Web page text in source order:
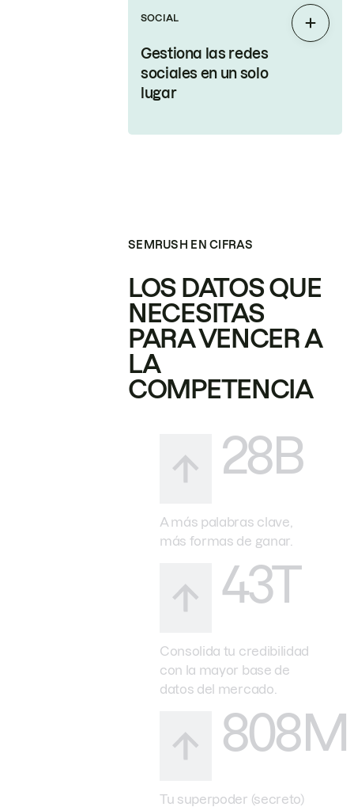
SOCIAL
Gestiona las redes
sociales en un solo
lugar
SEMRUSH EN CIFRAS
LOS DATOS QUE
NECESITAS
PARA VENCER A
LA
COMPETENCIA
28B
A más palabras clave,
más formas de ganar.
43T
Consolida tu credibilidad
con la mayor base de
datos del mercado.
808M
Tu superpoder (secreto)